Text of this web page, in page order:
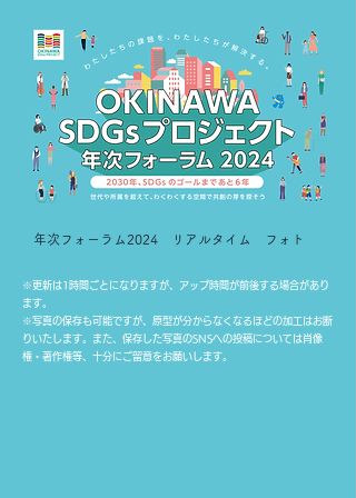
​年次フォーラム2024 リアルタイム フォト
※更新は1時間ごとになりますが、アップ時間が前後する場合があり
ます。
※写真の保存も可能ですが、原型が分からなくなるほどの加工はお断
りいたします。また、保存した写真のSNSへの投稿については肖像
権・著作権等、十分にご留意をお願いします。